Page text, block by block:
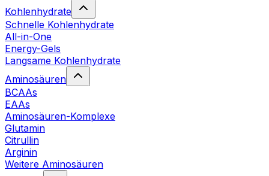
Kohlenhydrate
Schnelle Kohlenhydrate
All-in-One
Energy-Gels
Langsame Kohlenhydrate
Aminosäuren
BCAAs
EAAs
Aminosäuren-Komplexe
Glutamin
Citrullin
Arginin
Weitere Aminosäuren